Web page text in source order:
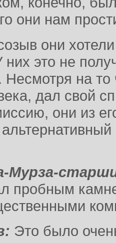
они нам
они
них это не
Несмотря на
дал свой
они из
Мурза-
пробным
Это было